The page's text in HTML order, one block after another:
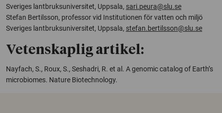
Sveriges lantbruksuniversitet, Uppsala, sari.peura@slu.se
Stefan Bertilsson, professor vid Institutionen för vatten och miljö
Sveriges lantbruksuniversitet, Uppsala, stefan.bertilsson@slu.se
Vetenskaplig artikel:
Nayfach, S., Roux, S., Seshadri, R. et al. A genomic catalog of Earth’s
microbiomes. Nature Biotechnology.